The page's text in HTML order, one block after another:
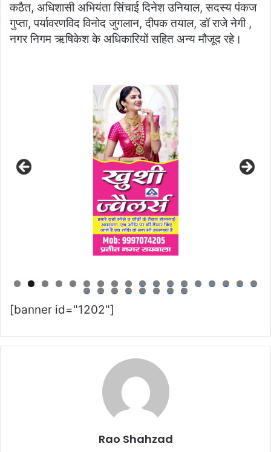
कठैत, अधिशासी अभियंता सिंचाई दिनेश उनियाल, सदस्य पंकज
गुप्ता, पर्यावरणविद विनोद जुगलान, दीपक तयाल, डॉ राजे नेगी ,
नगर निगम ऋषिकेश के अधिकारियों सहित अन्य मौजूद रहे।
0 1 2 3 4 5 6 7 8
9 0 1 2 3 4 5 6
[banner id="1202"]
Rao Shahzad